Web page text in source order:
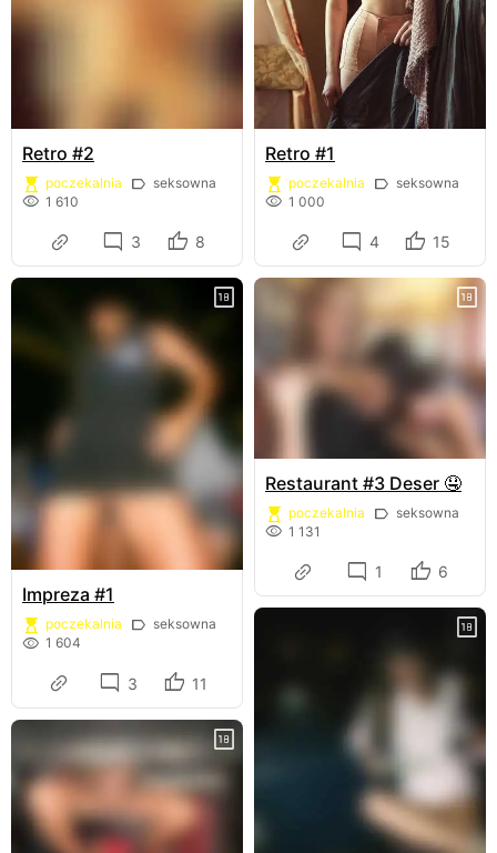
Retro #2
poczekalnia
seksowna
1 610
3 8
Retro #1
poczekalnia
seksowna
1 000
4 15
Impreza #1
poczekalnia
seksowna
1 604
3 11
Restaurant #3 Deser 🤤
poczekalnia
seksowna
1 131
1 6